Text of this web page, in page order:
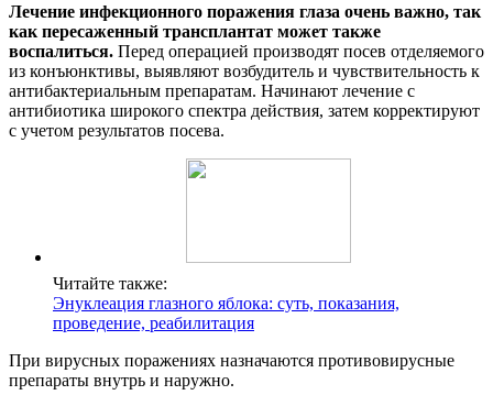
Лечение инфекционного поражения глаза очень важно, так
как пересаженный трансплантат может также
воспалиться. Перед операцией производят посев отделяемого
из конъюнктивы, выявляют возбудитель и чувствительность к
антибактериальным препаратам. Начинают лечение с
антибиотика широкого спектра действия, затем корректируют
с учетом результатов посева.
Читайте также:
Энуклеация глазного яблока: суть, показания,
проведение, реабилитация
При вирусных поражениях назначаются противовирусные
препараты внутрь и наружно.